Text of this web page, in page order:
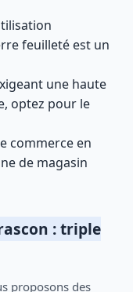
feuilleté est un
une haute
optez pour le
commerce en
de magasin
: triple